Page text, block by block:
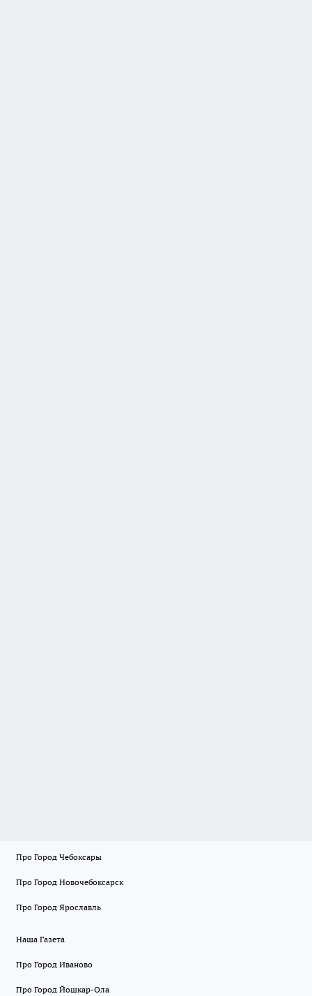
Про Город Чебоксары
Про Город Новочебоксарск
Про Город Ярославль
Наша Газета
Про Город Иваново
Про Город Йошкар-Ола